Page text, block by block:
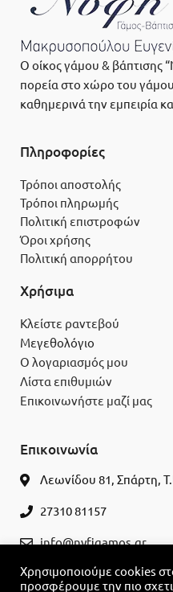
Ο οίκος γάμου & βάπτισης
πορεία στο χώρο του γάμου
καθημερινά την εμπειρία
Πληροφορίες
Τρόποι αποστολής
Τρόποι πληρωμής
Πολιτική επιστροφών
Όροι χρήσης
Πολιτική απορρήτου
Χρήσιμα
Κλείστε ραντεβού
Μεγεθολόγιο
Ο λογαριασμός μου
Λίστα επιθυμιών
Επικοινωνήστε μαζί μας
Επικοινωνία
Λεωνίδου 81, Σπάρτη,
27310 81157
info@nyfigamos.gr
Χρησιμοποιούμε cookies
προσφέρουμε την πιο